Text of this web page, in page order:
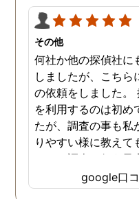
その他
何社か他の探偵社に
しましたが、こちら
の依頼をしました。
を利用するのは初め
たが、調査の事も私
りやすい様に教えて
たり、調査を行う予
私の希望を聞いても
つ、探偵さんのご意
google口